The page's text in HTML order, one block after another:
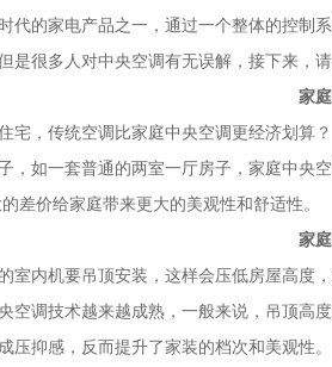
代的家电产品之一，通过一个整体的控制
是很多人对中央空调有无误解，接下来，
家
宅，传统空调比家庭中央空调更经济划算？
，如一套普通的两室一厅房子，家庭中央
差价给家庭带来更大的美观性和舒适性。
家
室内机要吊顶安装，这样会压低房屋高度
空调技术越来越成熟，一般来说，吊顶高
压抑感，反而提升了家装的档次和美观性。